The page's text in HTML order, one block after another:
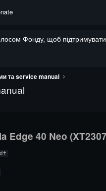
Фонду, щоб
та service manual
Edge 40 Neo